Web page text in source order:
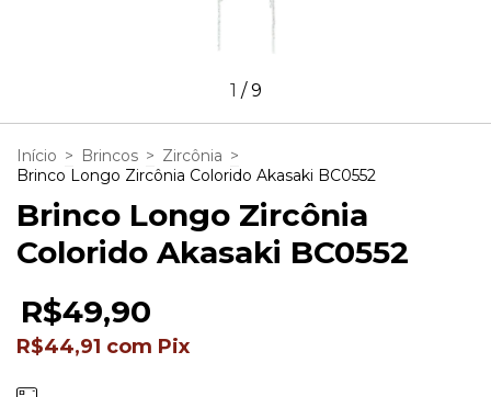
1 /9
Início > Brincos > Zircônia >
Brinco Longo Zircônia Colorido Akasaki BC0552
Brinco Longo Zircônia
Colorido Akasaki BC0552
R$49,90
R$44,91 com Pix